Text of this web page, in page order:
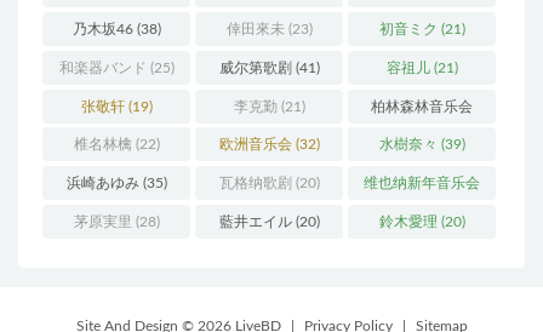
(30) (27)
乃木坂46(38) 倖田來未 (23) 初音ミク (21)
和楽器バンド (25) 威尔第歌剧 (41) 容祖儿(21)
张敬轩(19) 李克勤 (21) 柏林森林音乐会
(22)
椎名林檎 (22) 欧洲音乐会(32) 水樹奈々 (39)
浜崎あゆみ(35) 瓦格纳歌剧 (20) 维也纳新年音乐会
(19)
茅原実里 (28) 藍井エイル(20) 鈴木愛理 (20)
Site And Design © 2026 LiveBD Privacy Policy Sitemap